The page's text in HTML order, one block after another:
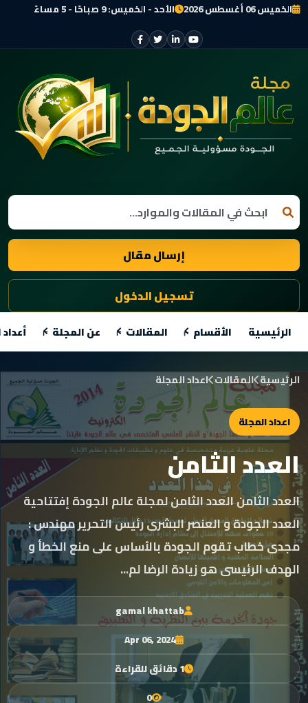
الخميس 06 أغسطس 2026 الأحد - الخميس: 9 صباحًا - 5 مساءً
إرسال مقال
تسجيل الدخول
الرئيسية الأقسام المقالات عن المجلة
الرئيسية المقالات اعداد المجلة
اعداد المجلة
العدد الثامن
العدد الثامن العدد الثامن لمجلة عالم الجودة إفتتاحية
العدد الجودة و العنصر البشرى رئيس التحرير مهندس :
مجدى خطاب تقوم الجودة بالأساس على منع الخطأ و
الهدف الرئيسى هو زيادة الرضا لم...
gamal khattab
Apr 06, 2024
1 دقائق للقراءة
0